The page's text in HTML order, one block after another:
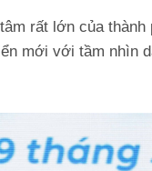
rất lớn của
mới với tầm nhìn